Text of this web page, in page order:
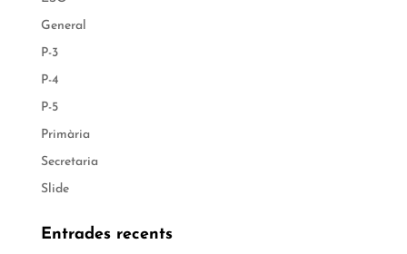
General
P-3
P-4
P-5
Primària
Secretaria
Slide
Entrades recents